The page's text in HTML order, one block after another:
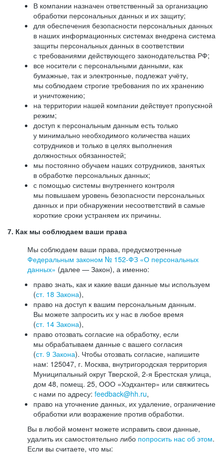
В компании назначен ответственный за организацию
обработки персональных данных и их защиту;
для обеспечения безопасности персональных данных
в наших информационных системах внедрена система
защиты персональных данных в соответствии
с требованиями действующего законодательства РФ;
все носители с персональными данными, как
бумажные, так и электронные, подлежат учёту,
мы соблюдаем строгие требования по их хранению
и уничтожению;
на территории нашей компании действует пропускной
режим;
доступ к персональным данным есть только
у минимально необходимого количества наших
сотрудников и только в целях выполнения
должностных обязанностей;
мы постоянно обучаем наших сотрудников, занятых
в обработке персональных данных;
с помощью системы внутреннего контроля
мы повышаем уровень безопасности персональных
данных и при обнаружении несоответствий в самые
короткие сроки устраняем их причины.
7. Как мы соблюдаем ваши права
Мы соблюдаем ваши права, предусмотренные
Федеральным законом № 152-ФЗ «О персональных
данных» (далее — Закон), а именно:
право знать, как и какие ваши данные мы используем
(ст. 18 Закона),
право на доступ к вашим персональным данным.
Вы можете запросить их у нас в любое время
(ст. 14 Закона),
право отозвать согласие на обработку, если
мы обрабатываем данные с вашего согласия
(ст. 9 Закона). Чтобы отозвать согласие, напишите
нам: 125047, г. Москва, внутригородская территория
Муниципальный округ Тверской, 2-я Брестская улица,
дом 48, помещ. 25, ООО «Хэдхантер» или свяжитесь
с нами по адресу: feedback@hh.ru,
право на уточнение данных, их удаление, ограничение
обработки или возражение против обработки.
Вы в любой момент можете исправить свои данные,
удалить их самостоятельно либо попросить нас об этом.
Если вы считаете, что мы: